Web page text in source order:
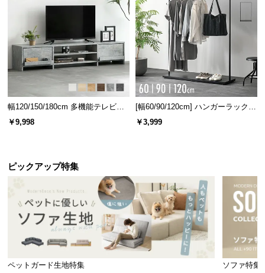
奥行き 高さ
約8㎝ 約8㎝
充実のアフターサービス
で、トータルでご満足頂けるように努めています。
幅120/150/180cm 多機能テレビボ
ード 木目/石目調 オープン収納・
引き出し収納付き
￥9,998
[幅60/90/120cm] ハンガーラック
スチール 4段階高さ調節 サイドフ
ック オープンラック シンプル
￥3,999
ピックアップ特集
ペットガード生地特集 ソファ特集